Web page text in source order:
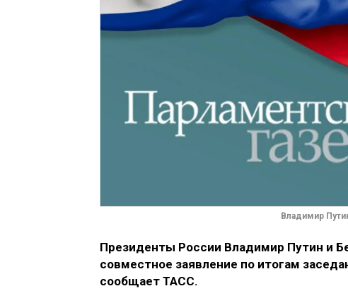
Владимир
Президенты России Владимир Путин и
совместное заявление по итогам
сообщает ТАСС.